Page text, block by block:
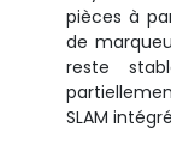
pièces à
de
reste
SLAM